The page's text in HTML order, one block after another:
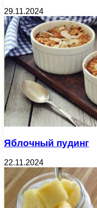
29.11.2024
Яблочный пудинг
22.11.2024